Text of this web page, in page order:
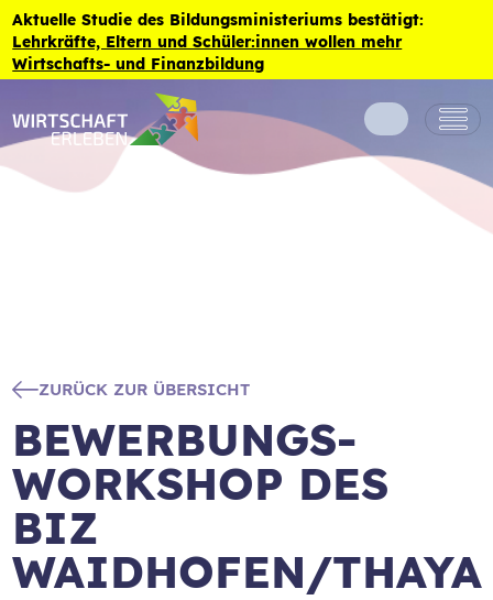
Zum Inhalt der Seite springen
Aktuelle Studie des Bildungsministeriums bestätigt:
Lehrkräfte, Eltern und Schüler:innen wollen mehr
Wirtschafts- und Finanzbildung
ZURÜCK ZUR ÜBERSICHT
BEWERBUNGS-
WORKSHOP DES
BIZ
WAIDHOFEN/THAYA